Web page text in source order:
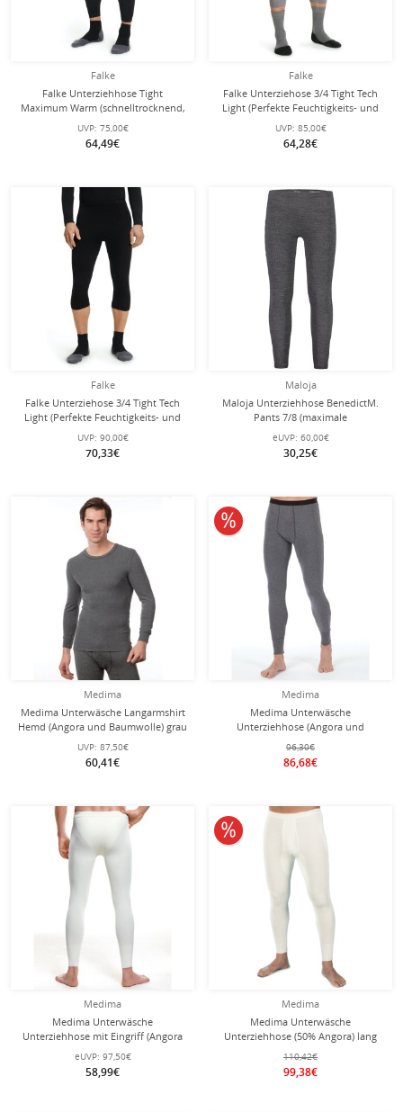
Falke
Falke Unterziehhose Tight
Maximum Warm (schnelltrocknend,
warm) lang Unterwäsche schwarz
Herren
UVP: 75,00€
64,49€
Falke
Falke Unterziehose 3/4 Tight Tech
Light (Perfekte Feuchtigkeits- und
Temperaturregulierung)
Unterwäsche grau Herren
UVP: 85,00€
64,28€
Falke
Falke Unterziehose 3/4 Tight Tech
Light (Perfekte Feuchtigkeits- und
Temperaturregulierung)
Unterwäsche schwarz Herren
UVP: 90,00€
70,33€
Maloja
Maloja Unterziehhose BenedictM.
Pants 7/8 (maximale
Bewegungsfreiheit) Unterwäsche
schwarz/grau Herren
eUVP: 60,00€
30,25€
Medima
Medima Unterwäsche Langarmshirt
Hemd (Angora und Baumwolle) grau
Herren (Gr. S-L)
UVP: 87,50€
60,41€
Medima
Medima Unterwäsche
Unterziehhose (Angora und
Baumwolle) lang grau Herren (Gr. M-
L)
96,30€
86,68€
10% reduziert
Medima
Medima Unterwäsche
Unterziehhose mit Eingriff (Angora
und Wolle) lang weiss Herren (Gr. M-
L)
eUVP: 97,50€
58,99€
Medima
Medima Unterwäsche
Unterziehhose (50% Angora) lang
weiss Herren (Gr. M-L)
110,42€
99,38€
10% reduziert